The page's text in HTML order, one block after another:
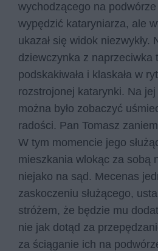
wychodzącego na
wypędzić kataryniarza, ale
ukazał się widok niezwykły.
dziewczynka z naprzeciwka
podskakiwała i klaskała w
rozstrojonej katarynki. Na
można było zobaczyć
radości. Pan Tomasz
W tym momencie jego
mieszkania wlokąc za sobą
niejako na sąd. Mecenas
zaskoczeniu służącego,
stróżem, że będzie mu
nie jak dotąd za
za ściąganie ich na